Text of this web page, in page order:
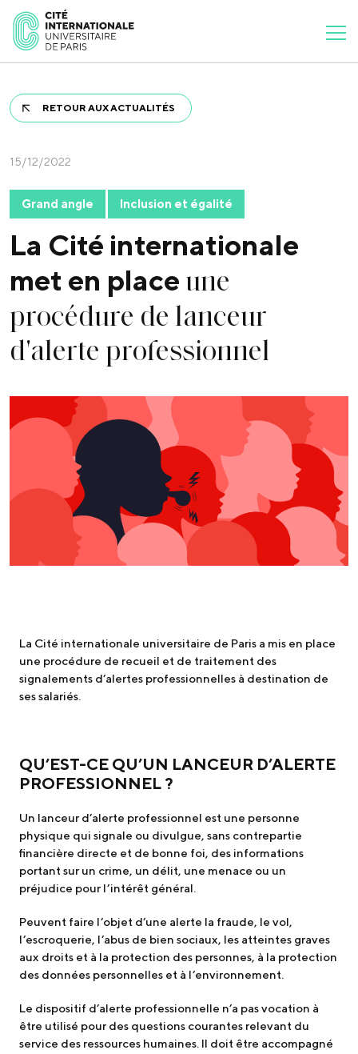
RETOUR AUX ACTUALITÉS
15/12/2022
Grand angle Inclusion et égalité
La Cité internationale
met en place une
procédure de lanceur
d'alerte professionnel
La Cité internationale universitaire de Paris a mis en place
une procédure de recueil et de traitement des
signalements d’alertes professionnelles à destination de
ses salariés.
QU’EST-CE QU’UN LANCEUR D’ALERTE
PROFESSIONNEL ?
Un lanceur d’alerte professionnel est une personne
physique qui signale ou divulgue, sans contrepartie
financière directe et de bonne foi, des informations
portant sur un crime, un délit, une menace ou un
préjudice pour l’intérêt général.
Peuvent faire l’objet d’une alerte la fraude, le vol,
l’escroquerie, l’abus de bien sociaux, les atteintes graves
aux droits et à la protection des personnes, à la protection
des données personnelles et à l’environnement.
Le dispositif d’alerte professionnelle n’a pas vocation à
être utilisé pour des questions courantes relevant du
service des ressources humaines. Il doit être accompagné